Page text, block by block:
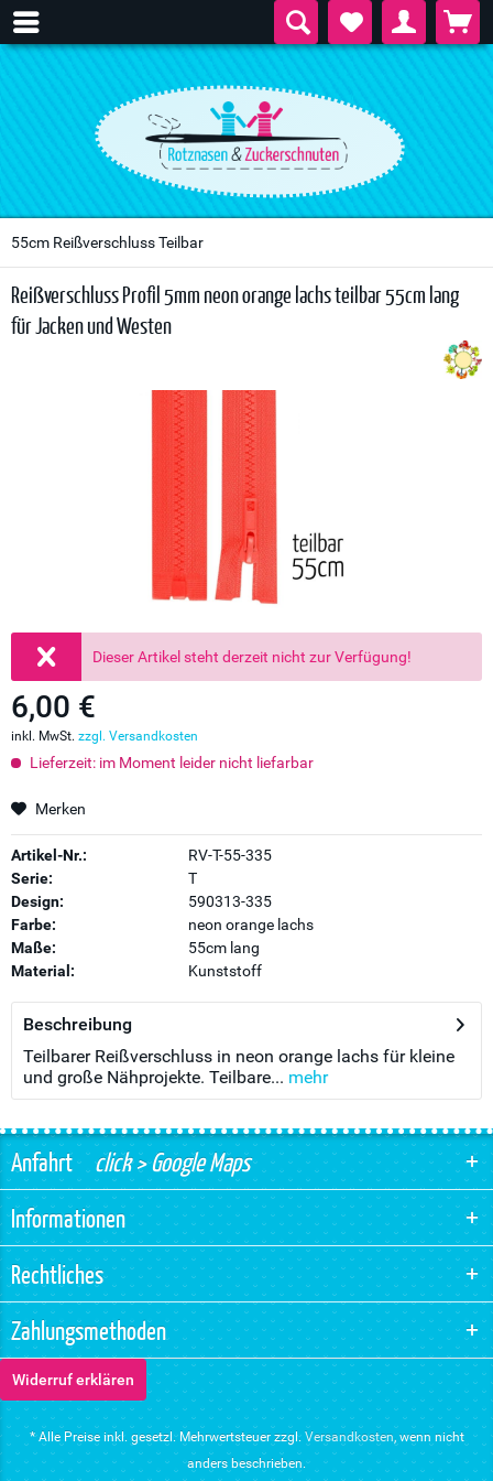
55cm Reißverschluss Teilbar
Reißverschluss Profil 5mm neon orange lachs teilbar 55cm lang
für Jacken und Westen
Dieser Artikel steht derzeit nicht zur Verfügung!
6,00 €
inkl. MwSt. zzgl. Versandkosten
Lieferzeit: im Moment leider nicht liefarbar
Merken
Artikel-Nr.:
RV-T-55-335
Serie:
T
Design:
590313-335
Farbe:
neon orange lachs
Maße:
55cm lang
Material:
Kunststoff
Beschreibung
Teilbarer Reißverschluss in neon orange lachs für kleine
und große Nähprojekte. Teilbare... mehr
Anfahrtclick > Google Maps
Informationen
Rechtliches
Zahlungsmethoden
Widerruf erklären
* Alle Preise inkl. gesetzl. Mehrwertsteuer zzgl. Versandkosten, wenn nicht
anders beschrieben.